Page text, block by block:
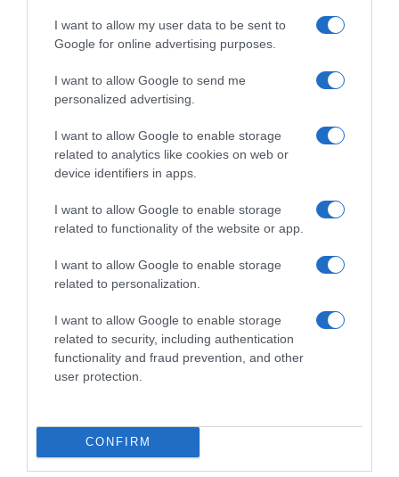
I want to allow my user data to be sent to
Google for online advertising purposes.
I want to allow Google to send me
personalized advertising.
I want to allow Google to enable storage
related to analytics like cookies on web or
device identifiers in apps.
I want to allow Google to enable storage
related to functionality of the website or app.
I want to allow Google to enable storage
related to personalization.
I want to allow Google to enable storage
related to security, including authentication
functionality and fraud prevention, and other
user protection.
CONFIRM
Το ενδιαφέρον είναι ότι στο Ισραήλ
διαμορφώνεται ένα σαφώς αντιτουρκικό κλίμα,
Η πρωτοβουλία Γκουτιέρες στο
Κυπριακό δεν είναι ευκαιρία, όπως
παρουσιάζεται
Η υπαναχώρηση της Άγκυρας στη συμφωνία για
σύγκληση Πενταμερούς Διασκέψεως συν 1 για
ΓΡΑΦΕΙ Ο ΧΡΗΣΤΟΣ ΜΠΟΤΖΙΟΣ